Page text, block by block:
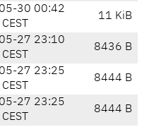
30 00:42
CEST
11 KiB
27 23:10
CEST
8436 B
27 23:25
CEST
8444 B
27 23:25
CEST
8444 B